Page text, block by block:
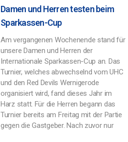
Damen und Herren testen beim
Sparkassen-Cup
Am vergangenen Wochenende stand für
unsere Damen und Herren der
Internationale Sparkassen-Cup an. Das
Turnier, welches abwechselnd vom UHC
und den Red Devils Wernigerode
organisiert wird, fand dieses Jahr im
Harz statt. Für die Herren begann das
Turnier bereits am Freitag mit der Partie
gegen die Gastgeber. Nach zuvor nur